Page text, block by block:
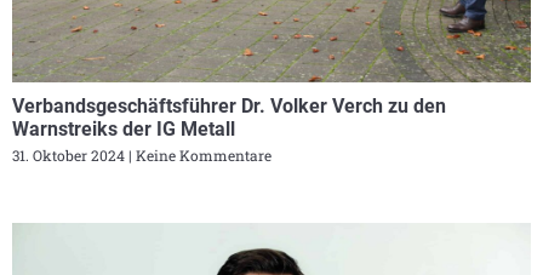
Verbandsgeschäftsführer Dr. Volker Verch zu den
Warnstreiks der IG Metall
31. Oktober 2024 Keine Kommentare